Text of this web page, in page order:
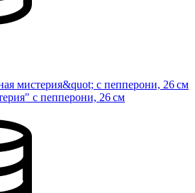
с пепперони, 26 см